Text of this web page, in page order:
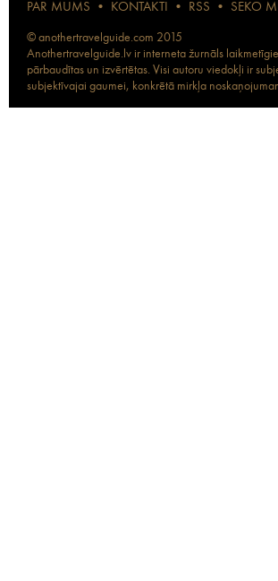
PAR MUMS • KONTAKTI • RSS • SEKO
© anothertravelguide.com 2015
Anothertravelguide.lv ir interneta žurnāls
pārbaudītas un izvērtētas. Visi autoru viedokļi ir
subjektīvajai gaumei, konkrētā mirkļa